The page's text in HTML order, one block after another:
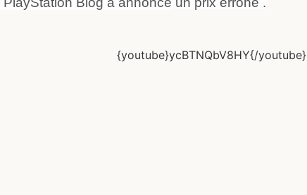
{youtube}ycBTNQbV8HY{/youtube}